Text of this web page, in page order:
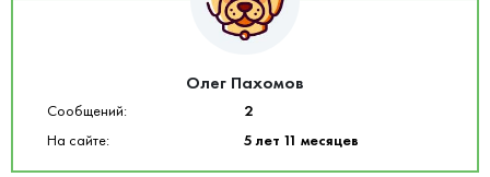
Олег Пахомов
Сообщений:
2
На сайте:
5 лет 11 месяцев